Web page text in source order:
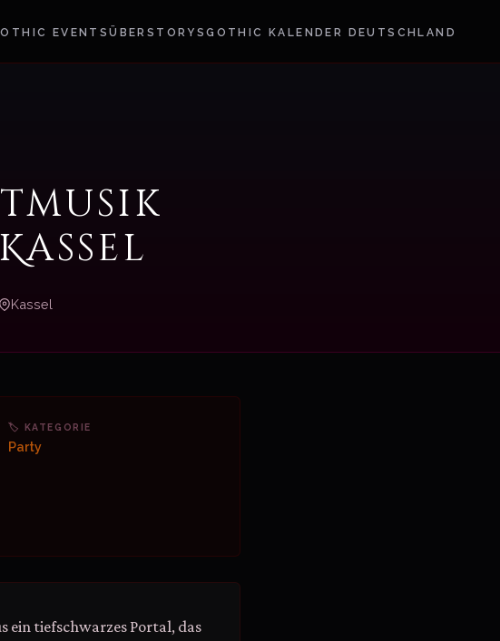
EVENTSÜBER STORYSGOTHIC KALENDER DEUTSCHLAND
Kassel
🏷 KATEGORIE
Party
ein tiefschwarzes Portal, das